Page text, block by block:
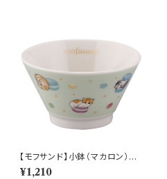
【モフサンド】小鉢（マカロン）
【MFS10】MFS11-352
¥1,210